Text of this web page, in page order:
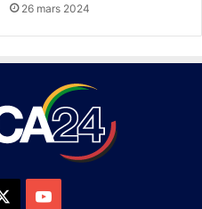
26 mars 2024